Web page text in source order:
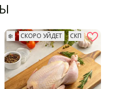
❄️ СКОРО УЙДЕТ СКП